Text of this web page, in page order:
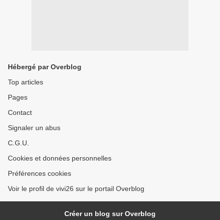
Hébergé par Overblog
Top articles
Pages
Contact
Signaler un abus
C.G.U.
Cookies et données personnelles
Préférences cookies
Voir le profil de vivi26 sur le portail Overblog
Créer un blog sur Overblog